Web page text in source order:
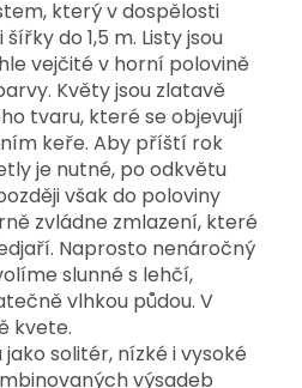
který v dospělosti
do 1,5 m. Listy jsou
vejčité v horní polovině
Květy jsou zlatavě
tvaru, které se objevují
keře. Aby příští rok
je nutné, po odkvětu
však do poloviny
zvládne zmlazení, které
Naprosto nenáročný
slunné s lehčí,
vlhkou půdou. V
kvete.
solitér, nízké i vysoké
výsadeb